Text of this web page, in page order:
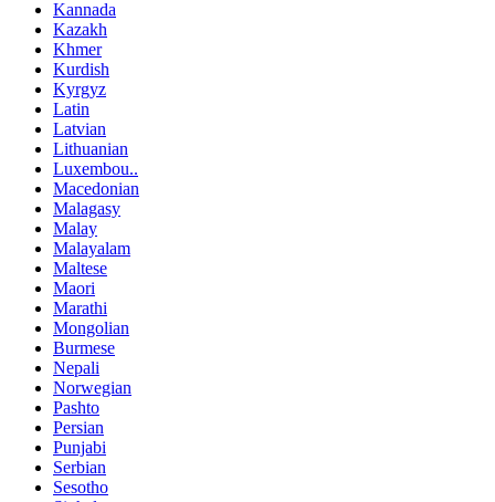
Kannada
Kazakh
Khmer
Kurdish
Kyrgyz
Latin
Latvian
Lithuanian
Luxembou..
Macedonian
Malagasy
Malay
Malayalam
Maltese
Maori
Marathi
Mongolian
Burmese
Nepali
Norwegian
Pashto
Persian
Punjabi
Serbian
Sesotho